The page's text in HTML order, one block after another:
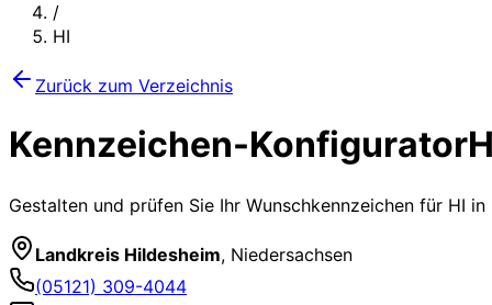
/
HI
Zurück zum Verzeichnis
Kennzeichen-Konfigurator
Gestalten und prüfen Sie Ihr Wunschkennzeichen für HI in
Landkreis Hildesheim, Niedersachsen
(05121) 309-4044